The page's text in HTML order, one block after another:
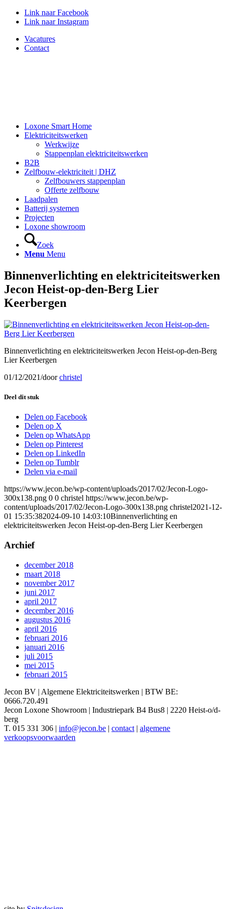
Link naar Facebook
Link naar Instagram
Vacatures
Contact
Loxone Smart Home
Elektriciteitswerken
Werkwijze
Stappenplan elektriciteitswerken
B2B
Zelfbouw-elektriciteit | DHZ
Zelfbouwers stappenplan
Offerte zelfbouw
Laadpalen
Batterij systemen
Projecten
Loxone showroom
Zoek
Menu Menu
Binnenverlichting en elektriciteitswerken
Jecon Heist-op-den-Berg Lier
Keerbergen
Binnenverlichting en elektriciteitswerken Jecon Heist-op-den-Berg
Lier Keerbergen
01/12/2021/doorchristel
Deel dit stuk
Delen op Facebook
Delen op X
Delen op WhatsApp
Delen op Pinterest
Delen op LinkedIn
Delen op Tumblr
Delen via e-mail
https://www.jecon.be/wp-content/uploads/2017/02/Jecon-Logo-
300x138.png 0 0 christel https://www.jecon.be/wp-
content/uploads/2017/02/Jecon-Logo-300x138.png christel2021-12-
01 15:35:382024-09-10 14:03:10Binnenverlichting en
elektriciteitswerken Jecon Heist-op-den-Berg Lier Keerbergen
Archief
december 2018
maart 2018
november 2017
juni 2017
april 2017
december 2016
augustus 2016
april 2016
februari 2016
januari 2016
juli 2015
mei 2015
februari 2015
Jecon BV | Algemene Elektriciteitswerken | BTW BE:
0666.720.491
Jecon Loxone Showroom | Industriepark B4 Bus8 | 2220 Heist-o/d-
berg
T. 015 331 306 | info@jecon.be | contact | algemene
verkoopsvoorwaarden